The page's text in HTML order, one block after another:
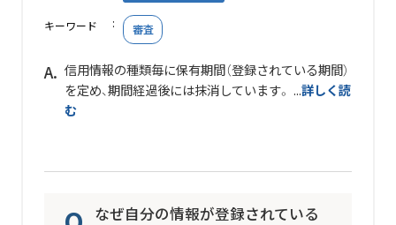
キーワード 審査
信用情報の種類毎に保有期間（登録されている期間）
を定め、期間経過後には抹消しています。 ...詳しく読
む
なぜ自分の情報が登録されている